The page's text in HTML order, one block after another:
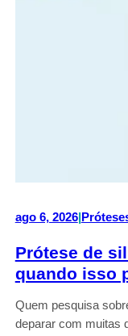
ago 6, 2026|
Prótese de
quando isso
Quem pesquisa
deparar com muitas